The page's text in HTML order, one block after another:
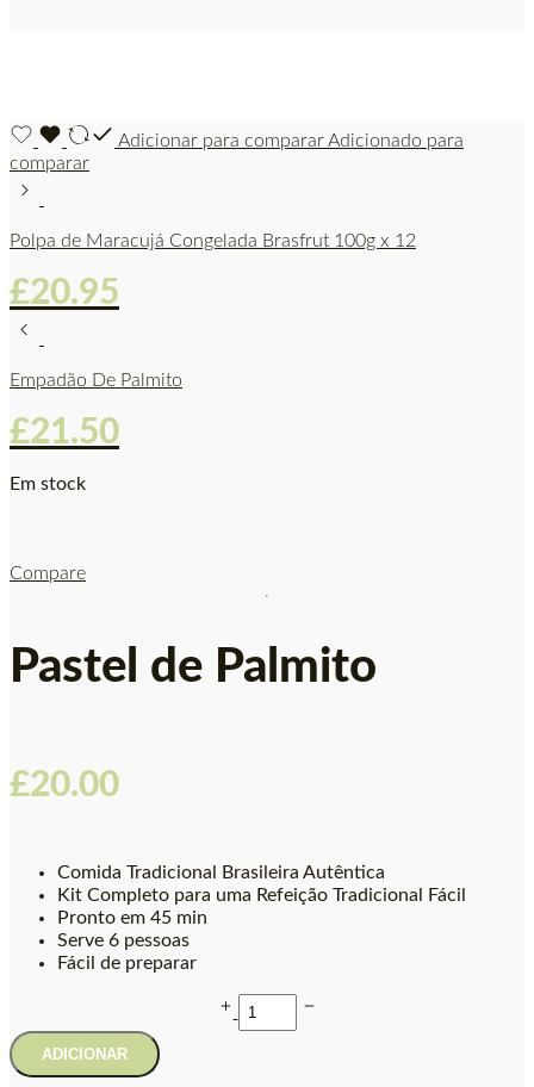
Adicionar para compararAdicionado para
comparar
Pastel de Palmito
Polpa de Maracujá Congelada Brasfrut 100g x 12
£20.95
Empadão De Palmito
£21.50
£20.00
Comida Tradicional Brasileira Autêntica
Kit Completo para uma Refeição Tradicional Fácil
Pronto em 45 min
Serve 6 pessoas
Fácil de preparar
Em stock
ADICIONAR
Compare